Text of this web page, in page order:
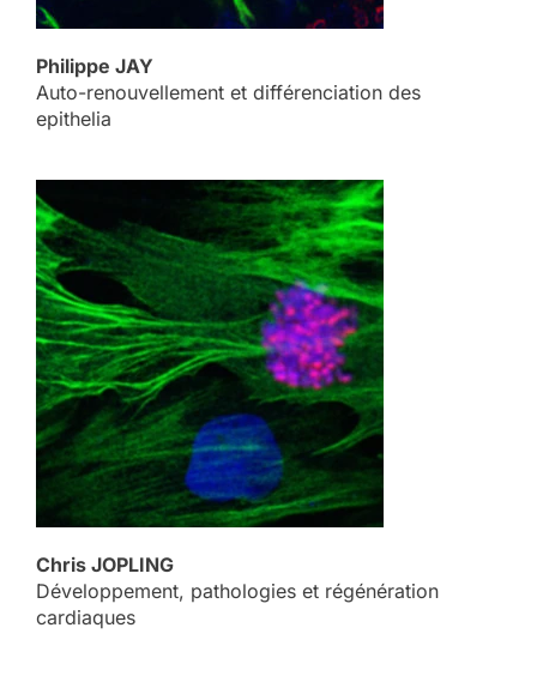
Philippe JAY
Auto-renouvellement et différenciation des
epithelia
Chris JOPLING
Développement, pathologies et régénération
cardiaques